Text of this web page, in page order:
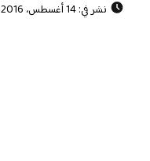
نشر في: 14 أغسطس، 2016